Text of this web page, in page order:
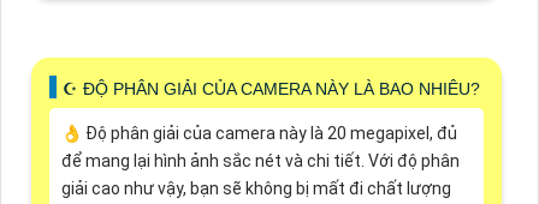
☪ ĐỘ PHÂN GIẢI CỦA CAMERA NÀY LÀ BAO NHIÊU?
👌 Độ phân giải của camera này là 20 megapixel, đủ
để mang lại hình ảnh sắc nét và chi tiết. Với độ phân
giải cao như vậy, bạn sẽ không bị mất đi chất lượng